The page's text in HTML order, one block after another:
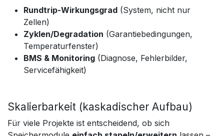
Rundtrip-Wirkungsgrad (System, nicht nur
Zellen)
Zyklen/Degradation (Garantiebedingungen,
Temperaturfenster)
BMS & Monitoring (Diagnose, Fehlerbilder,
Servicefähigkeit)
Skalierbarkeit (kaskadischer Aufbau)
Für viele Projekte ist entscheidend, ob sich